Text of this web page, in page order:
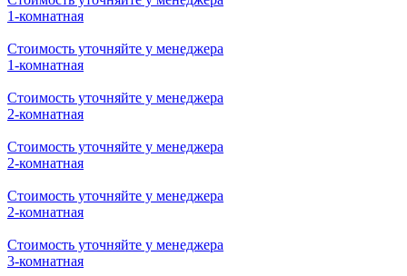
Стоимость уточняйте у менеджера
1-комнатная
Стоимость уточняйте у менеджера
1-комнатная
Стоимость уточняйте у менеджера
1-комнатная
Стоимость уточняйте у менеджера
1-комнатная
Стоимость уточняйте у менеджера
1-комнатная
Стоимость уточняйте у менеджера
1-комнатная